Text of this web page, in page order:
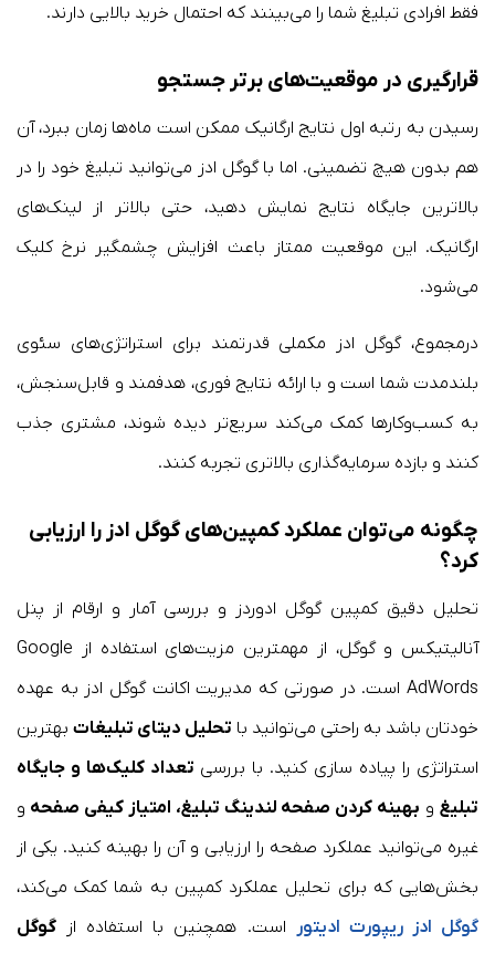
فقط افرادی تبلیغ شما را می‌بینند که احتمال خرید بالایی دارند.
قرارگیری در موقعیت‌های برتر جستجو
رسیدن به رتبه اول نتایج ارگانیک ممکن است ماه‌ها زمان ببرد، آن
هم بدون هیچ تضمینی. اما با گوگل ادز می‌توانید تبلیغ خود را در
بالاترین جایگاه نتایج نمایش دهید، حتی بالاتر از لینک‌های
ارگانیک. این موقعیت ممتاز باعث افزایش چشمگیر نرخ کلیک
می‌شود.
درمجموع، گوگل ادز مکملی قدرتمند برای استراتژی‌های سئوی
بلندمدت شما است و با ارائه نتایج فوری، هدفمند و قابل‌سنجش،
به کسب‌وکارها کمک می‌کند سریع‌تر دیده شوند، مشتری جذب
کنند و بازده سرمایه‌گذاری بالاتری تجربه کنند.
چگونه می‌توان عملکرد کمپین‌های گوگل ادز را ارزیابی
کرد؟
تحلیل دقیق کمپین گوگل ادوردز و بررسی آمار و ارقام از پنل
آنالیتیکس و گوگل، از مهمترین مزیت‌های استفاده از Google
AdWords است. در صورتی که مدیریت اکانت گوگل ادز به عهده
خودتان باشد به راحتی می‌توانید با تحلیل دیتای تبلیغات بهترین
استراتژی را پیاده سازی کنید. با بررسی تعداد کلیک‌ها و جایگاه
تبلیغو بهینه کردن صفحه لندینگ تبلیغ، امتیاز کیفی صفحه و
غیره می‌توانید عملکرد صفحه را ارزیابی و آن را بهینه کنید. یکی از
بخش‌هایی که برای تحلیل عملکرد کمپین به شما کمک می‌کند،
گوگل ادز ریپورت ادیتور
است. همچنین با استفاده از گوگل